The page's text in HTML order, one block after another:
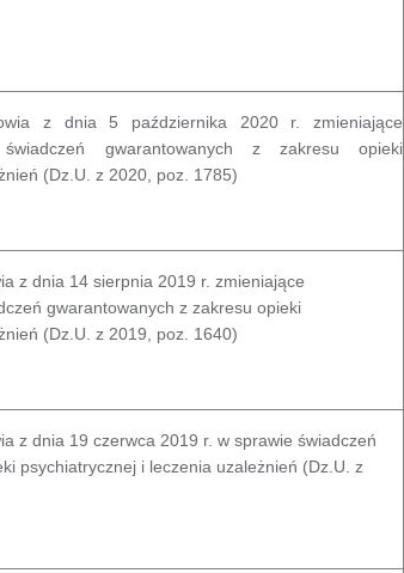
z dnia 5 października 2020 r. zmieniające
gwarantowanych z zakresu opieki
(Dz.U. z 2020, poz. 1785)
z dnia 14 sierpnia 2019 r. zmieniające
gwarantowanych z zakresu opieki
(Dz.U. z 2019, poz. 1640)
z dnia 19 czerwca 2019 r. w sprawie świadczeń
psychiatrycznej i leczenia uzależnień (Dz.U. z